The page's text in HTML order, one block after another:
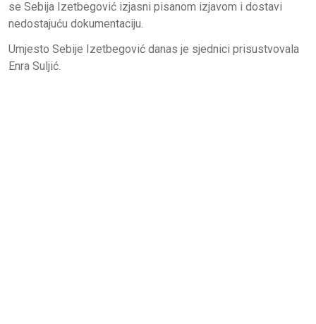
se Sebija Izetbegović izjasni pisanom izjavom i dostavi
nedostajuću dokumentaciju.
Umjesto Sebije Izetbegović danas je sjednici prisustvovala
Enra Suljić.